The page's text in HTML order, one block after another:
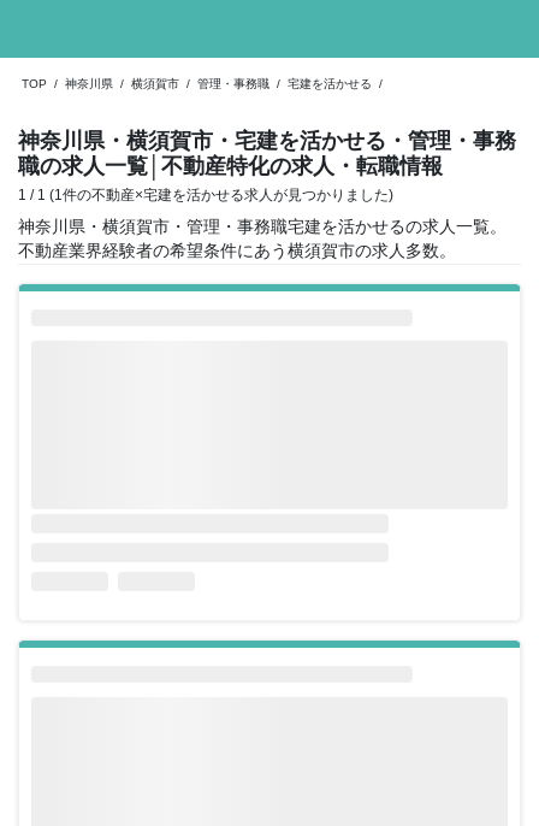
TOP / 神奈川県 / 横須賀市 / 管理・事務職 / 宅建を活かせる /
神奈川県・横須賀市・宅建を活かせる・管理・事務
職の求人一覧 │不動産特化の求人・転職情報
1 / 1 (1件の不動産×宅建を活かせる求人が見つかりました)
神奈川県・横須賀市・管理・事務職宅建を活かせるの求人一覧。
不動産業界経験者の希望条件にあう横須賀市の求人多数。